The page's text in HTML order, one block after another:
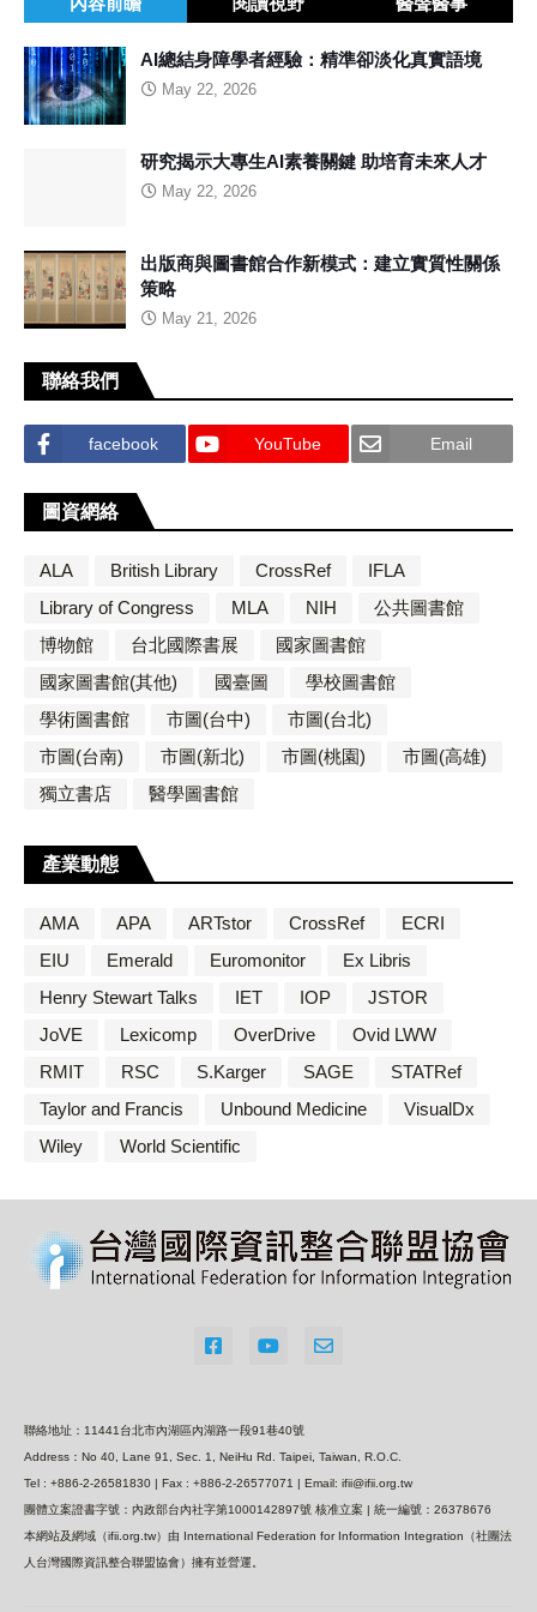
AI總結身障學者經驗：精準卻淡化真實語境
May 22, 2026
研究揭示大專生AI素養關鍵 助培育未來人才
May 22, 2026
出版商與圖書館合作新模式：建立實質性關係
策略
May 21, 2026
聯絡我們
facebook YouTube Email
圖資網絡
ALA British Library CrossRef
IFLA
Library of Congress
MLA NIH
公共圖書館
博物館
台北國際書展
國家圖書館
國家圖書館(其他)
國臺圖
學校圖書館
學術圖書館
市圖(台中)
市圖(台北)
市圖(台南)
市圖(新北) 市圖(桃園)
市圖(高雄)
獨立書店
醫學圖書館
產業動態
AMA APA ARTstor CrossRef
ECRI
EIU
Emerald Euromonitor
Ex Libris
Henry Stewart Talks
IET IOP
JSTOR
JoVE
Lexicomp OverDrive
Ovid LWW
RMIT
RSC S.Karger SAGE
STATRef
Taylor and Francis
Unbound Medicine
VisualDx
Wiley
World Scientific
聯絡地址：11441台北市內湖區內湖路一段91巷40號
Address：No 40, Lane 91, Sec. 1, NeiHu Rd. Taipei, Taiwan, R.O.C.
Tel : +886-2-26581830 | Fax : +886-2-26577071 | Email: ifii@ifii.org.tw
團體立案證書字號：內政部台內社字第1000142897號 核准立案 | 統一編號：26378676
本網站及網域（ifii.org.tw）由 International Federation for Information Integration（社團法
人台灣國際資訊整合聯盟協會）擁有並營運。